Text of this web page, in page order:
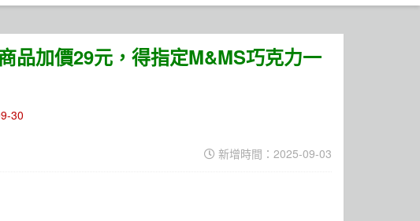
品加價29元，得指定M&MS巧克力一
30
新增時間：2025-09-03